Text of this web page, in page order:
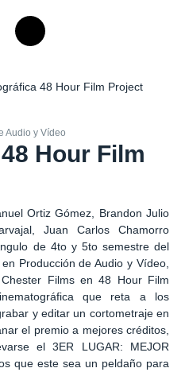
Audio y Vídeo
Hour Film
Ortiz Gómez, Brandon Julio
Juan Carlos Chamorro
de 4to y 5to semestre del
Producción de Audio y Vídeo
Chester Films en48 Hour Film
que reta a los
y editar un cortometraje en
el premio a mejores créditos,
el 3ER LUGAR: MEJOR
que este sea un peldaño para